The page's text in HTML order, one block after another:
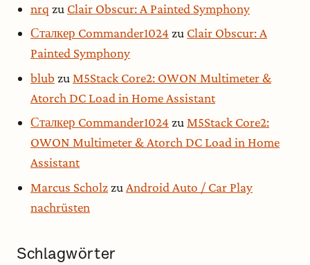
nrq zu Clair Obscur: A Painted Symphony
Сталкер Commander1024 zu Clair Obscur: A
Painted Symphony
blub zu M5Stack Core2: OWON Multimeter &
Atorch DC Load in Home Assistant
Сталкер Commander1024 zu M5Stack Core2:
OWON Multimeter & Atorch DC Load in Home
Assistant
Marcus Scholzzu Android Auto / Car Play
nachrüsten
Schlagwörter